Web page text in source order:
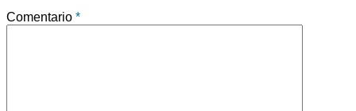
Comentario *